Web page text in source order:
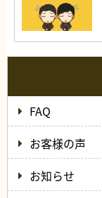
FAQ
お客様の声
お知らせ